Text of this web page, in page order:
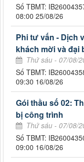
Số TBMT:
08:00 25/08/26
Phi tư vấn - Dịch
khách mời và đại
Thứ sáu - 07/08/
Số TBMT:
09:30 16/08/26
Gói thầu số 02:
bị công trình
Thứ sáu - 07/08/
Số TBMT:
09:00 16/08/26